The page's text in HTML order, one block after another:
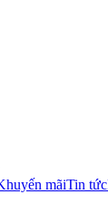
mãiTin tức